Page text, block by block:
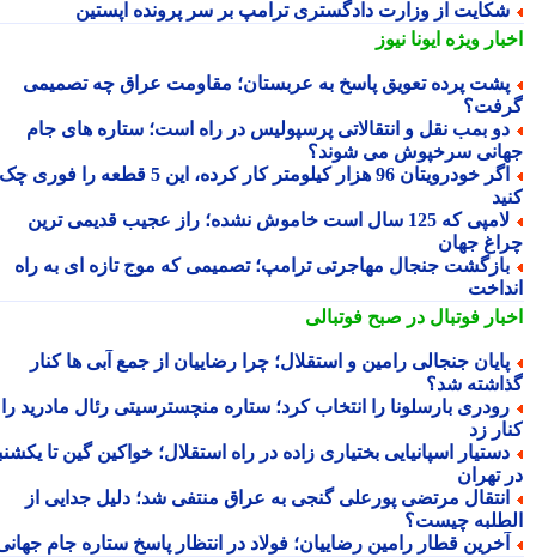
از وزارت دادگستری ترامپ بر سر پرونده اپستین
ویژهایونا نیوز
پرده تعویق پاسخ به عربستان؛ مقاومت عراق چه تصمیمی
بمب نقل و انتقالاتی پرسپولیس در راه است؛ ستاره های جام
سرخپوش می شوند؟
اگر خودرویتان 96 هزار کیلومتر کار کرده، این 5 قطعه را فوری چک
لامپی که 125 سال است خاموش نشده؛ راز عجیب قدیمی ترین
جهان
جنجال مهاجرتی ترامپ؛ تصمیمی که موج تازه ای به راه
فوتبال در صبح فوتبالی
جنجالی رامین و استقلال؛ چرا رضاییان از جمع آبی ها کنار
شد؟
بارسلونا را انتخاب کرد؛ ستاره منچسترسیتی رئال مادرید را
زد
اسپانیایی بختیاری زاده در راه استقلال؛ خواکین گین تا یکشنبه
تهران
مرتضی پورعلی گنجی به عراق منتفی شد؛ دلیل جدایی از
چیست؟
قطار رامین رضاییان؛ فولاد در انتظار پاسخ ستاره جام جهانی